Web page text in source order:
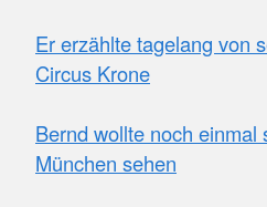
darf bewusst von
genutzt werden, die in
Weiteres einen Ausflug
unbeschwerte Stunden
Er erzählte tagelang von
Circus Krone
Bernd wollte noch einmal
München sehen